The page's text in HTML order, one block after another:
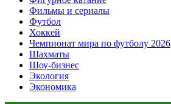
Фильмы и сериалы
Футбол
Хоккей
Чемпионат мира по футболу 2026
Шахматы
Шоу-бизнес
Экология
Экономика